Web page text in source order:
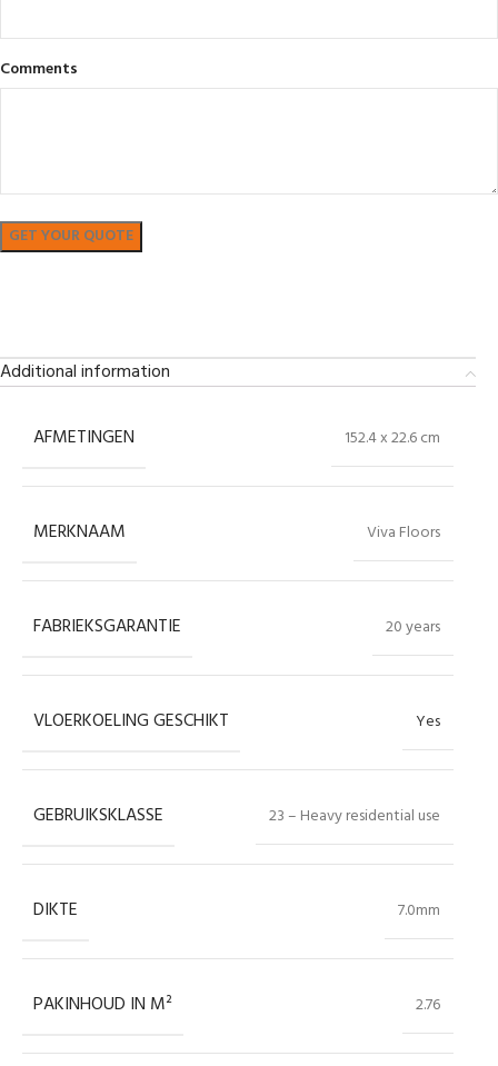
Comments
Additional information
AFMETINGEN 152.4 x 22.6 cm
MERKNAAM Viva Floors
FABRIEKSGARANTIE 20 years
VLOERKOELING GESCHIKT Yes
GEBRUIKSKLASSE 23 – Heavy residential use
DIKTE 7.0mm
PAKINHOUD IN M² 2.76